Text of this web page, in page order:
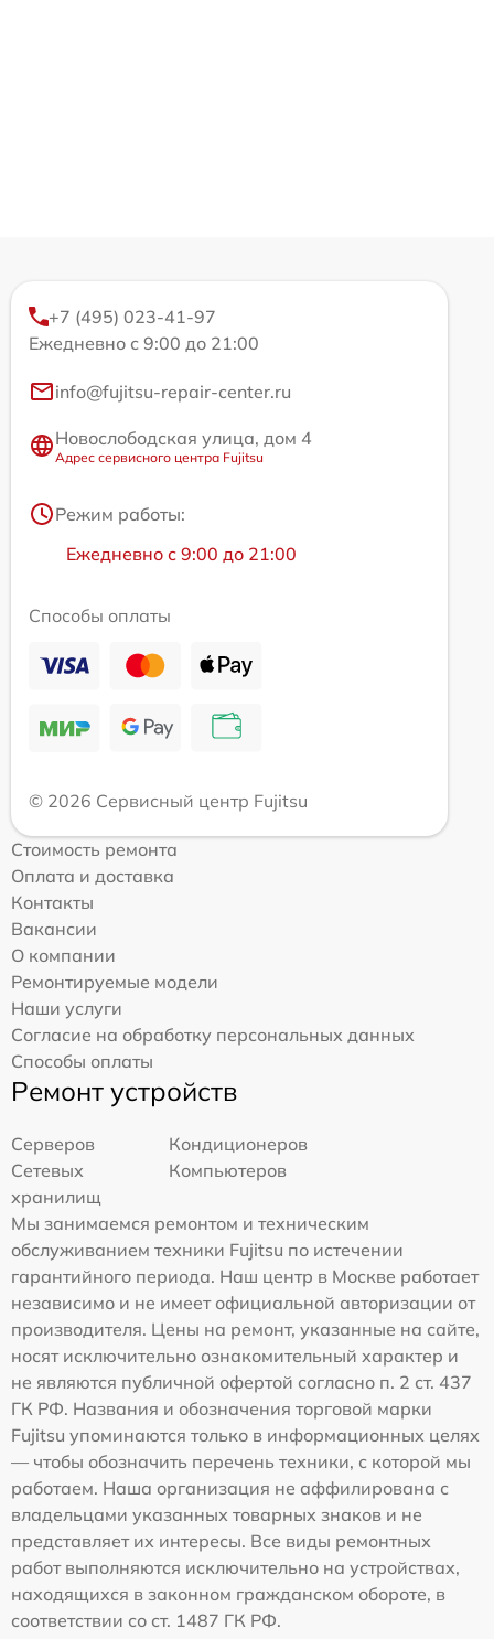
+7 (495) 023-41-97
Ежедневно с 9:00 до 21:00
info@fujitsu-repair-center.ru
Новослободская улица, дом 4
Адрес сервисного центра Fujitsu
Режим работы:
Ежедневно с 9:00 до 21:00
Способы оплаты
© 2026 Сервисный центр Fujitsu
Стоимость ремонта
Оплата и доставка
Контакты
Вакансии
О компании
Ремонтируемые модели
Наши услуги
Согласие на обработку персональных данных
Способы оплаты
Ремонт устройств
Серверов
Кондиционеров
Сетевых
хранилищ
Компьютеров
Мы занимаемся ремонтом и техническим
обслуживанием техники Fujitsu по истечении
гарантийного периода. Наш центр в Москве работает
независимо и не имеет официальной авторизации от
производителя. Цены на ремонт, указанные на сайте,
носят исключительно ознакомительный характер и
не являются публичной офертой согласно п. 2 ст. 437
ГК РФ. Названия и обозначения торговой марки
Fujitsu упоминаются только в информационных целях
— чтобы обозначить перечень техники, с которой мы
работаем. Наша организация не аффилирована с
владельцами указанных товарных знаков и не
представляет их интересы. Все виды ремонтных
работ выполняются исключительно на устройствах,
находящихся в законном гражданском обороте, в
соответствии со ст. 1487 ГК РФ.